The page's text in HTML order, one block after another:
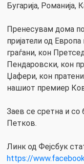
Бугарија, Романија,
Пренесувам дома
пријатели од
граѓани, кон
Пендаровски, кон
Џафери, кон
нашиот премиер
Заев се сретна и со
Петков.
Линк од Фејсбук
https://